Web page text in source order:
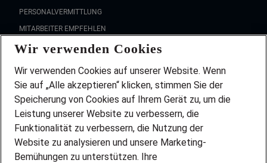
PERSONALVERMITTLUNG
MITARBEITER EMPFEHLEN
FAQ
Wir stellen ein!
DEINE BERUFSGRUPPE
DEINE LEBENSSITUATION
PARTNERSHIP WITH AIRBUS
INITIATIV BEWERBEN
Wir verwenden Cookies
Wir verwenden Cookies auf unserer Website. Wenn
Sie auf „Alle akzeptieren“ klicken, stimmen Sie der
Speicherung von Cookies auf Ihrem Gerät zu, um die
Leistung unserer Website zu verbessern, die
Funktionalität zu verbessern, die Nutzung der
Website zu analysieren und unsere Marketing-
Bemühungen zu unterstützen. Ihre